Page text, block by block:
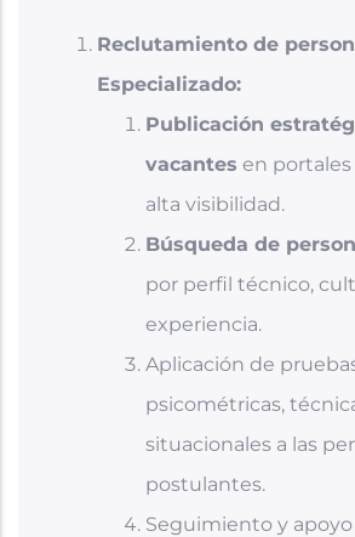
Reclutamiento de
Especializado:
Publicación
vacantes en
alta visibilidad.
Búsqueda de
por perfil técnico,
experiencia.
Aplicación de
psicométricas,
situacionales a las
postulantes.
Seguimiento y